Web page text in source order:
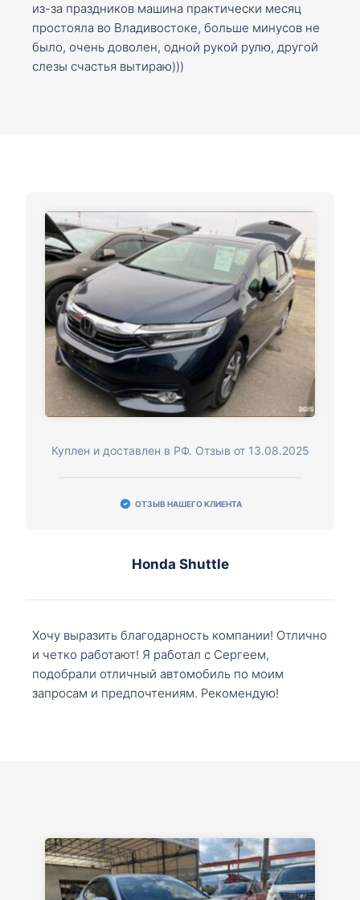
из-за праздников машина практически месяц
простояла во Владивостоке, больше минусов не
было, очень доволен, одной рукой рулю, другой
слезы счастья вытираю)))
Куплен и доставлен в РФ. Отзыв от 13.08.2025
ОТЗЫВ НАШЕГО КЛИЕНТА
Honda Shuttle
Хочу выразить благодарность компании! Отлично
и четко работают! Я работал с Сергеем,
подобрали отличный автомобиль по моим
запросам и предпочтениям. Рекомендую!